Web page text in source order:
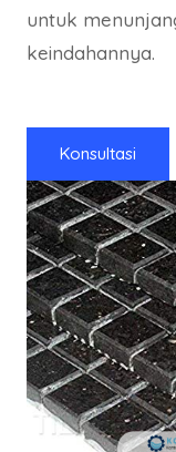
untuk
keindahannya.
Konsultasi